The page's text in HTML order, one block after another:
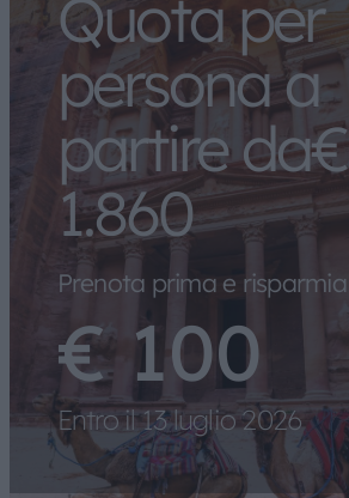
Quota per
persona a
partire da€
1.860
Prenota prima e risparmia
€ 100
Entro il 13 luglio 2026